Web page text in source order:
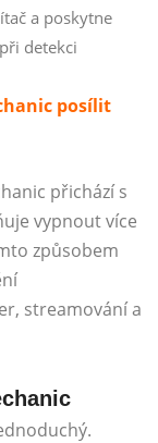
a poskytne
detekci
posílit
přichází s
vypnout více
způsobem
streamování a